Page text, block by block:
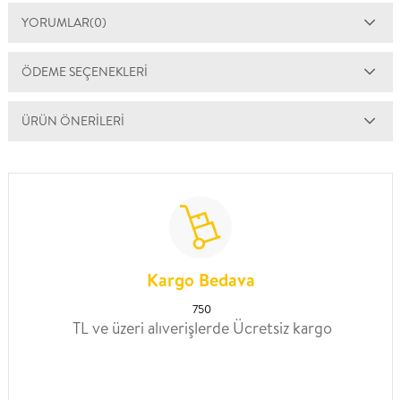
YORUMLAR(0)
ÖDEME SEÇENEKLERI
ÜRÜN ÖNERILERI
Kargo Bedava
750
TL ve üzeri alıverişlerde Ücretsiz kargo